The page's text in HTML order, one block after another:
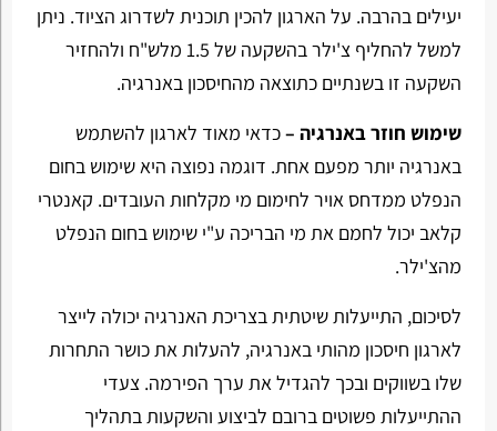
יעילים בהרבה. על הארגון להכין תוכנית לשדרוג הציוד. ניתן
למשל להחליף צ'ילר בהשקעה של 1.5 מלש"ח ולהחזיר
השקעה זו בשנתיים כתוצאה מהחיסכון באנרגיה.
שימוש חוזר באנרגיה –כדאי מאוד לארגון להשתמש
באנרגיה יותר מפעם אחת. דוגמה נפוצה היא שימוש בחום
הנפלט ממדחס אויר לחימום מי מקלחות העובדים. קאנטרי
קלאב יכול לחמם את מי הבריכה ע"י שימוש בחום הנפלט
מהצ'ילר.
לסיכום, התייעלות שיטתית בצריכת האנרגיה יכולה לייצר
לארגון חיסכון מהותי באנרגיה, להעלות את כושר התחרות
שלו בשווקים ובכך להגדיל את ערך הפירמה. צעדי
ההתייעלות פשוטים ברובם לביצוע והשקעות בתהליך